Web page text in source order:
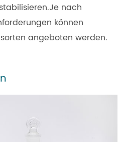
nach
können
angeboten werden.